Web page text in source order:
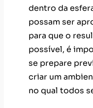
dentro da
possam ser
para que o
possível, é
se prepare
criar um
no qual todos